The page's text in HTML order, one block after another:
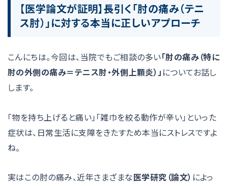
【医学論文が証明】長引く「肘の痛み（テニ
ス肘）」に対する本当に正しいアプローチ
こんにちは。今回は、当院でもご相談の多い「肘の痛み（特に
肘の外側の痛み＝テニス肘・外側上顆炎）」 についてお話し
します。
「物を持ち上げると痛い」「雑巾を絞る動作が辛い」といった
症状は、日常生活に支障をきたすため本当にストレスですよ
ね。
実はこの肘の痛み、近年さまざまな医学研究（論文） によっ